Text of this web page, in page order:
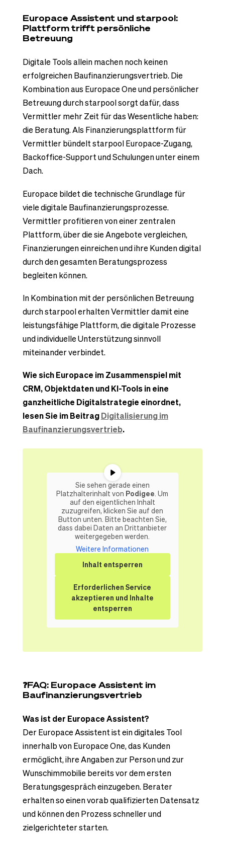
Europace Assistent und starpool:
Plattform trifft persönliche
Betreuung
Digitale Tools allein machen noch keinen
erfolgreichen Baufinanzierungsvertrieb. Die
Kombination aus Europace One und persönlicher
Betreuung durch starpool sorgt dafür, dass
Vermittler mehr Zeit für das Wesentliche haben:
die Beratung. Als Finanzierungsplattform für
Vermittler bündelt starpool Europace-Zugang,
Backoffice-Support und Schulungen unter einem
Dach.
Europace bildet die technische Grundlage für
viele digitale Baufinanzierungsprozesse.
Vermittler profitieren von einer zentralen
Plattform, über die sie Angebote vergleichen,
Finanzierungen einreichen und ihre Kunden digital
durch den gesamten Beratungsprozess
begleiten können.
In Kombination mit der persönlichen Betreuung
durch starpool erhalten Vermittler damit eine
leistungsfähige Plattform, die digitale Prozesse
und individuelle Unterstützung sinnvoll
miteinander verbindet.
Wie sich Europace im Zusammenspiel mit
CRM, Objektdaten und KI-Tools in eine
ganzheitliche Digitalstrategie einordnet,
lesen Sie im BeitragDigitalisierung im
Baufinanzierungsvertrieb.
Sie sehen gerade einen
Platzhalterinhalt von Podigee. Um
auf den eigentlichen Inhalt
zuzugreifen, klicken Sie auf den
Button unten. Bitte beachten Sie,
dass dabei Daten an Drittanbieter
weitergegeben werden.
Weitere Informationen
Inhalt entsperren
Erforderlichen Service
akzeptieren und Inhalte
entsperren
❓FAQ: Europace Assistent im
Baufinanzierungsvertrieb
Was ist der Europace Assistent?
Der Europace Assistent ist ein digitales Tool
innerhalb von Europace One, das Kunden
ermöglicht, ihre Angaben zur Person und zur
Wunschimmobilie bereits vor dem ersten
Beratungsgespräch einzugeben. Berater
erhalten so einen vorab qualifizierten Datensatz
und können den Prozess schneller und
zielgerichteter starten.